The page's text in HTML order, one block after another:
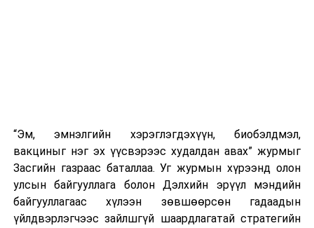
“Эм, эмнэлгийн хэрэглэгдэхүүн, биобэлдмэл,
вакциныг нэг эх үүсвэрээс худалдан авах” журмыг
Засгийн газраас баталлаа. Уг журмын хүрээнд олон
улсын байгууллага болон Дэлхийн эрүүл мэндийн
байгууллагаас хүлээн зөвшөөрсөн гадаадын
үйлдвэрлэгчээс зайлшгүй шаардлагатай стратегийн